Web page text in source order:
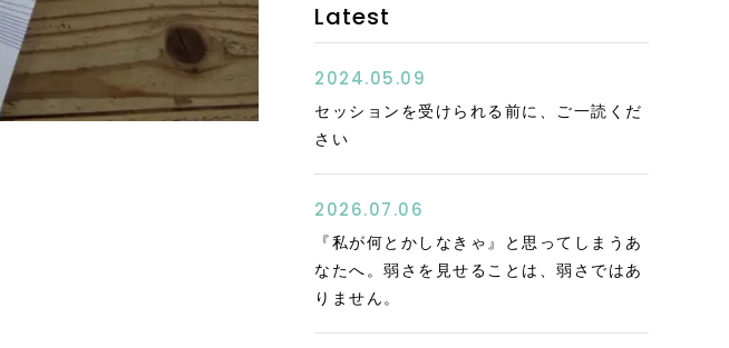
Latest
2024.05.09
セッションを受けられる前に、ご一読くだ
さい
2026.07.06
『私が何とかしなきゃ』と思ってしまうあ
なたへ。弱さを見せることは、弱さではあ
りません。